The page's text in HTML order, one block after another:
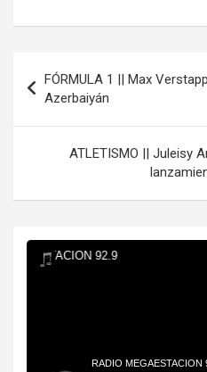
Navegación
de
entradas
FÓRMULA 1 || Max
Azerbaiyán
ATLETISMO || Juleisy